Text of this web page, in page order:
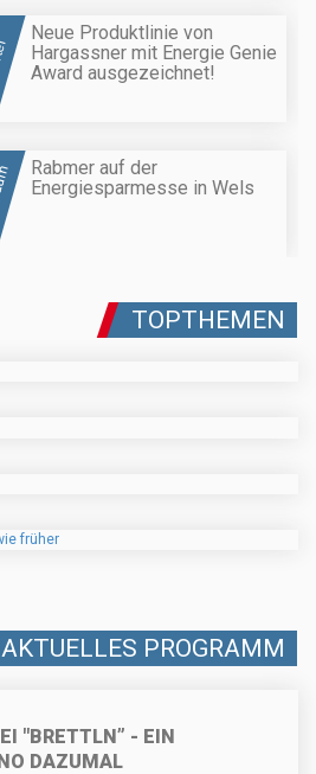
Neue Produktlinie von
Hargassner mit Energie Genie
Award ausgezeichnet!
Rabmer auf der
Energiesparmesse in Wels
TOPTHEMEN
AKTUELLES PROGRAMM
"BRETTLN” - EIN
DAZUMAL